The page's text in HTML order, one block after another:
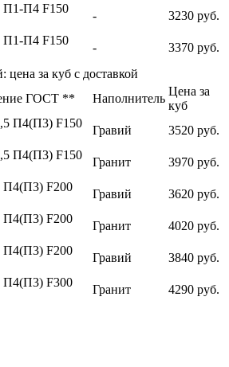
П4 F150
- 3230 руб.
П4 F150
-
3370 руб.
цена за куб с доставкой
ГОСТ ** Наполнитель
Цена за
куб
П4(П3) F150
Гравий 3520 руб.
П4(П3) F150
Гранит 3970 руб.
F200
Гравий 3620 руб.
F200
Гранит 4020 руб.
F200
Гравий 3840 руб.
F300
Гранит
4290 руб.